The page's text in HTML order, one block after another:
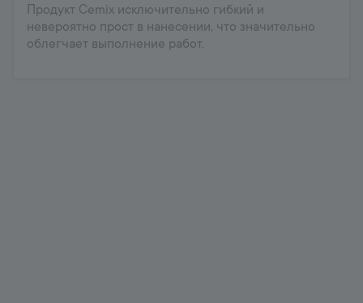
Продукт Cemix исключительно гибкий и
невероятно прост в нанесении, что значительно
облегчает выполнение работ.